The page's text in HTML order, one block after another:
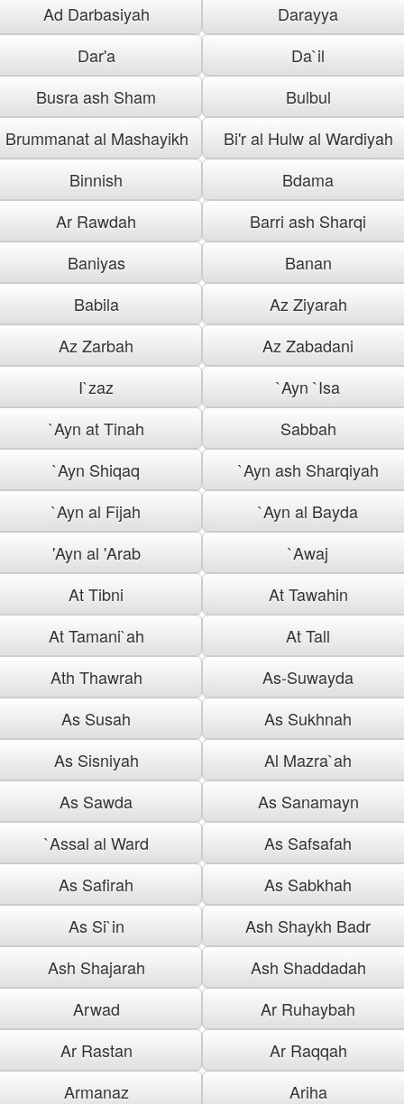
Ad Darbasiyah
Darayya
Dar'a
Da`il
Busra ash Sham
Bulbul
Brummanat al Mashayikh
Bi'r al Hulw al Wardiyah
Binnish
Bdama
Ar Rawdah
Barri ash Sharqi
Baniyas
Banan
Babila
Az Ziyarah
Az Zarbah
Az Zabadani
I`zaz
`Ayn `Isa
`Ayn at Tinah
Sabbah
`Ayn Shiqaq
`Ayn ash Sharqiyah
`Ayn al Fijah
`Ayn al Bayda
'Ayn al 'Arab
`Awaj
At Tibni
At Tawahin
At Tamani`ah
At Tall
Ath Thawrah
As-Suwayda
As Susah
As Sukhnah
As Sisniyah
Al Mazra`ah
As Sawda
As Sanamayn
`Assal al Ward
As Safsafah
As Safirah
As Sabkhah
As Si`in
Ash Shaykh Badr
Ash Shajarah
Ash Shaddadah
Arwad
Ar Ruhaybah
Ar Rastan
Ar Raqqah
Armanaz
Ariha